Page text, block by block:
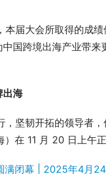
届大会所取得的成
国跨境出海产业带
海
坚韧开拓的领导者
在 11 月 20 日上午正